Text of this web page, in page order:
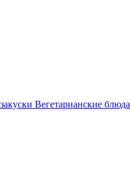
Вегетарианские блюда